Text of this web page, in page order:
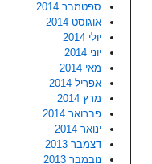
ספטמבר 2014
אוגוסט 2014
יולי 2014
יוני 2014
מאי 2014
אפריל 2014
מרץ 2014
פברואר 2014
ינואר 2014
דצמבר 2013
נובמבר 2013